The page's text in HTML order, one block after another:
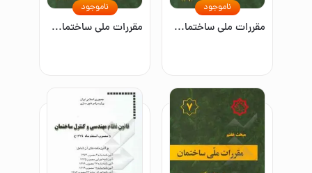
مقررات ملی ساختمان ایران: مبحث دوازدهم: ایمنی و حفاظت کار در حین اجرا
ناموجود
مقررات ملی ساختمان ایران: مبحث بیست و دوم: مراقبت و نگهداری از ساختمان‌ها
ناموجود